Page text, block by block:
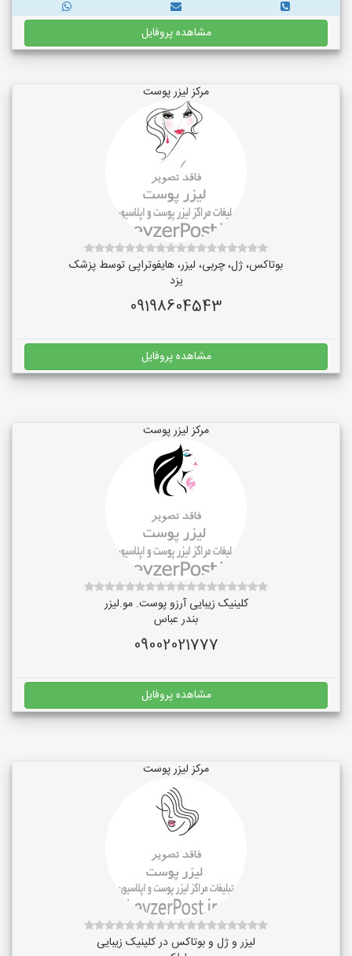
مشاهده پروفایل
مرکز لیزر پوست
بوتاکس، ژل، چربی، لیزر، هایفوتراپی توسط پزشک
یزد
09198604543
مشاهده پروفایل
مرکز لیزر پوست
کلینیک زیبایی آرزو پوست. مو.لیزر
بندر عباس
09002021777
مشاهده پروفایل
مرکز لیزر پوست
لیزر و ژل و بوتاکس در کلینیک زیبایی